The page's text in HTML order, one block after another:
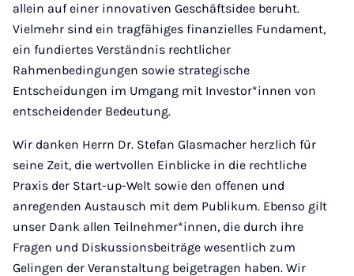
allein auf einer innovativen Geschäftsidee beruht.
Vielmehr sind ein tragfähiges finanzielles Fundament,
ein fundiertes Verständnis rechtlicher
Rahmenbedingungen sowie strategische
Entscheidungen im Umgang mit Investor*innen von
entscheidender Bedeutung.
Wir danken Herrn Dr. Stefan Glasmacher herzlich für
seine Zeit, die wertvollen Einblicke in die rechtliche
Praxis der Start-up-Welt sowie den offenen und
anregenden Austausch mit dem Publikum. Ebenso gilt
unser Dank allen Teilnehmer*innen, die durch ihre
Fragen und Diskussionsbeiträge wesentlich zum
Gelingen der Veranstaltung beigetragen haben. Wir